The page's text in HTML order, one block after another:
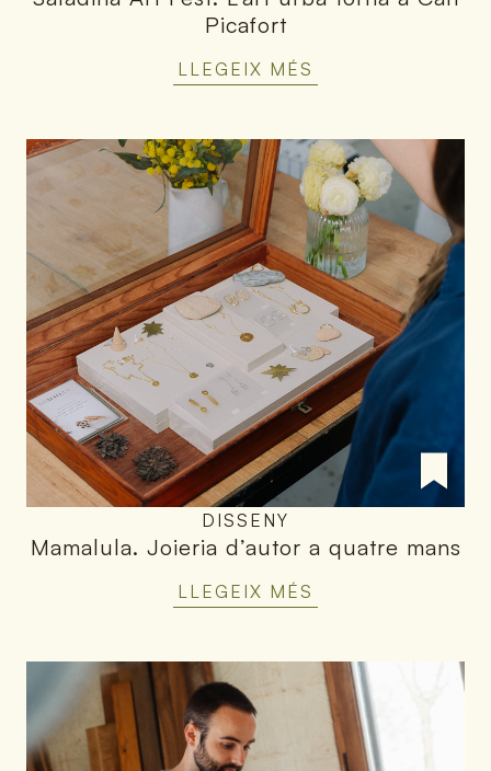
Picafort
LLEGEIX MÉS
DISSENY
Mamalula. Joieria d’autor a quatre mans
LLEGEIX MÉS